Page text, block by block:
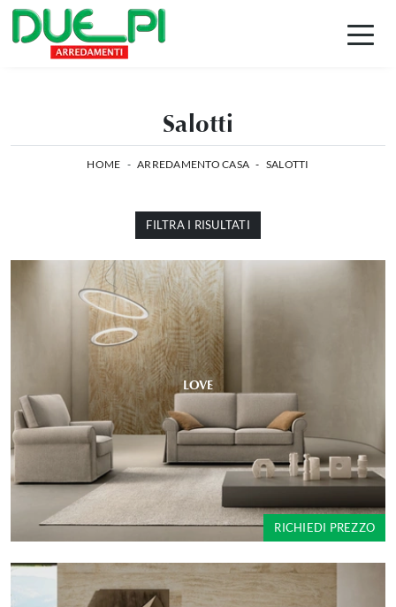
Salotti
HOME - ARREDAMENTO CASA - SALOTTI
FILTRA I RISULTATI
LOVE
RICHIEDI PREZZO